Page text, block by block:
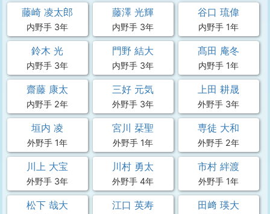
藤崎 凌太郎
内野手 3年
藤澤 光輝
内野手 3年
谷口 琉偉
内野手 1年
鈴木 光
内野手 3年
門野 結大
内野手 3年
髙田 庵冬
内野手 1年
齋藤 康太
内野手 2年
三好 元気
外野手 3年
上田 耕晟
外野手 3年
垣内 凌
外野手 1年
宮川 栞聖
外野手 1年
専徒 大和
外野手 2年
川上 大宝
外野手 3年
川村 勇太
外野手 4年
市村 絆渡
外野手 1年
松下 哉大 江口 英寿 田﨑 瑛大